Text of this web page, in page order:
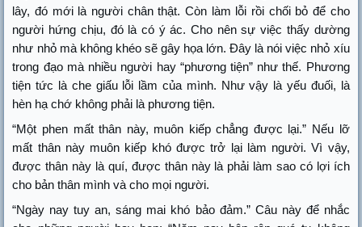
lây, đó mới là người chân thật. Còn làm lỗi rồi chối bỏ để cho
người hứng chịu, đó là có ý ác. Cho nên sự việc thấy dường
như nhỏ mà không khéo sẽ gây họa lớn. Đây là nói việc nhỏ xíu
trong đạo mà nhiều người hay “phương tiện” như thế. Phương
tiện tức là che giấu lỗi lầm của mình. Như vậy là yếu đuối, là
hèn hạ chớ không phải là phương tiện.
“Một phen mất thân này, muôn kiếp chẳng được lại.” Nếu lỡ
mất thân này muôn kiếp khó được trở lại làm người. Vì vậy,
được thân này là quí, được thân này là phải làm sao có lợi ích
cho bản thân mình và cho mọi người.
“Ngày nay tuy an, sáng mai khó bảo đảm.” Câu này để nhắc